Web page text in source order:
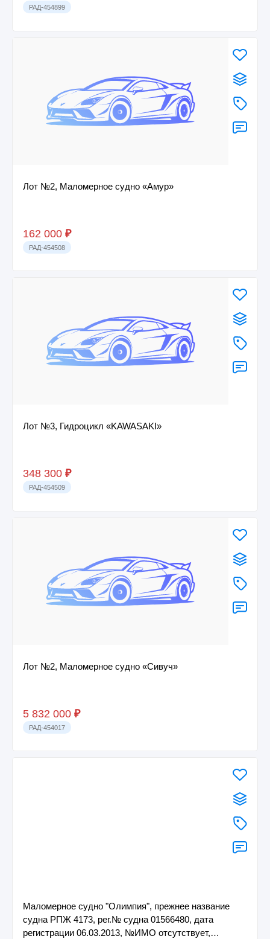
РАД-454899
Лот №2, Маломерное судно «Амур»
162 000 ₽
РАД-454508
Лот №3, Гидроцикл «KAWASAKI»
348 300 ₽
РАД-454509
Лот №2, Маломерное судно «Сивуч»
5 832 000 ₽
РАД-454017
Маломерное судно "Олимпия", прежнее название
судна РПЖ 4173, рег.№ судна 01566480, дата
регистрации 06.03.2013, №ИМО отсутствует,